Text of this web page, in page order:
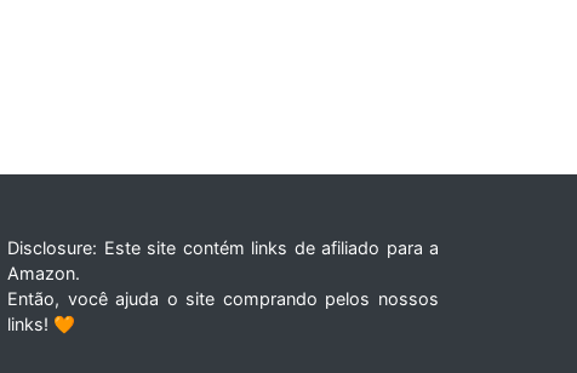
Disclosure: Este site contém links de afiliado para a
Amazon.
Então, você ajuda o site comprando pelos nossos
links! 🧡